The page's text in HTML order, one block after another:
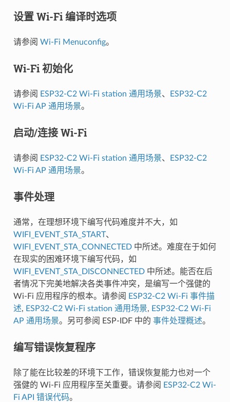
设置 Wi-Fi 编译时选项
请参阅 Wi-Fi Menuconfig。
Wi-Fi 初始化
请参阅 ESP32-C2 Wi-Fi station 通用场景、
ESP32-C2
Wi-Fi AP 通用场景。
启动/连接 Wi-Fi
请参阅 ESP32-C2 Wi-Fi station 通用场景、
ESP32-C2
Wi-Fi AP 通用场景。
事件处理
通常，在理想环境下编写代码难度并不大，如
WIFI_EVENT_STA_START、
WIFI_EVENT_STA_CONNECTED中所述。难度在于如何
在现实的困难环境下编写代码，如
WIFI_EVENT_STA_DISCONNECTED中所述。能否在后
者情况下完美地解决各类事件冲突，是编写一个强健的
Wi-Fi 应用程序的根本。请参阅
ESP32-C2 Wi-Fi 事件描
述, ESP32-C2 Wi-Fi station 通用场景, ESP32-C2 Wi-Fi
AP 通用场景。另可参阅 ESP-IDF 中的 事件处理概述。
编写错误恢复程序
除了能在比较差的环境下工作，错误恢复能力也对一个
强健的 Wi-Fi 应用程序至关重要。请参阅
ESP32-C2 Wi-
Fi API 错误代码。